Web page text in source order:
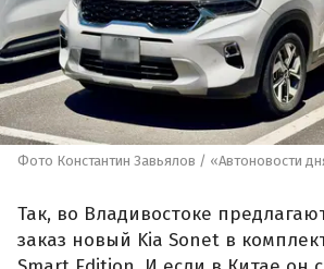
Фото Константин Завьялов / «Автоновости
Так, во Владивостоке
заказ новый Kia Sonet в